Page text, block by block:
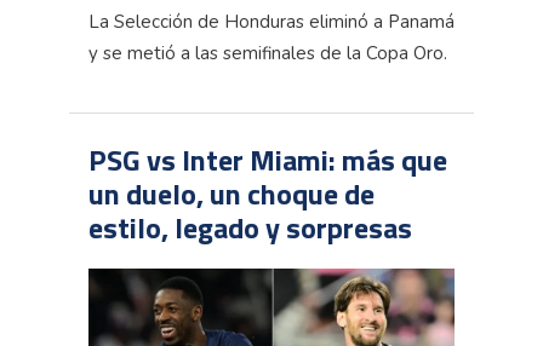
La Selección de Honduras eliminó a Panamá
y se metió a las semifinales de la Copa Oro.
PSG vs Inter Miami: más que
un duelo, un choque de
estilo, legado y sorpresas